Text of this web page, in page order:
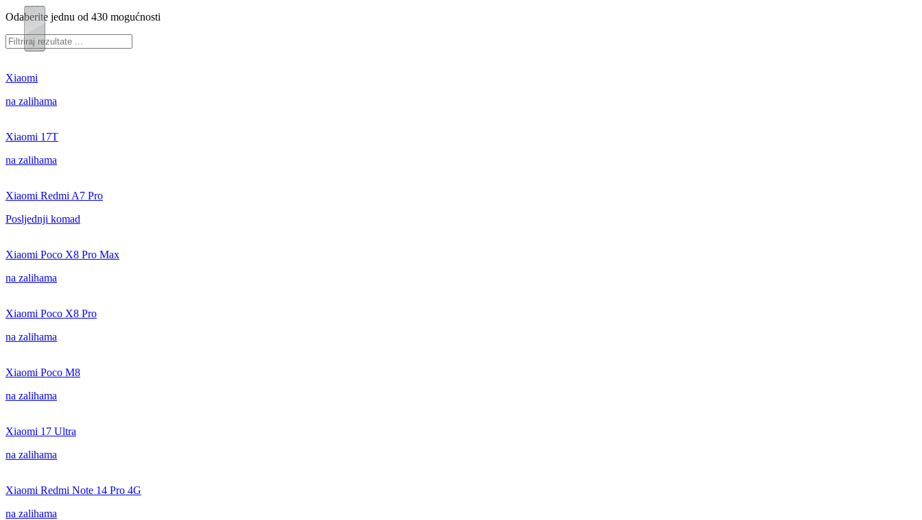
Odaberite jednu od 430 mogućnosti
Xiaomi
na zalihama
Xiaomi 17T
na zalihama
Xiaomi Redmi A7 Pro
Posljednji komad
Xiaomi Poco X8 Pro Max
na zalihama
Xiaomi Poco X8 Pro
na zalihama
Xiaomi Poco M8
na zalihama
Xiaomi 17 Ultra
na zalihama
Xiaomi Redmi Note 14 Pro 4G
na zalihama